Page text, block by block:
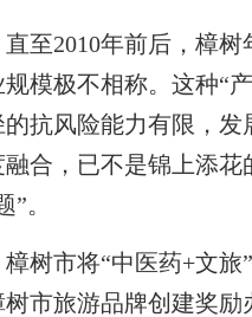
2010年前后，樟树
模极不相称。这种“
抗风险能力有限，发
合，已不是锦上添
。
市将“中医药+文旅
市旅游品牌创建奖